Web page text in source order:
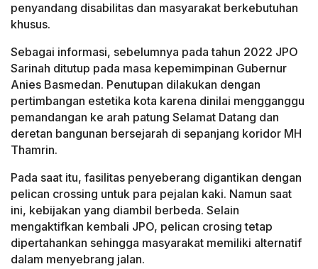
penyandang disabilitas dan masyarakat berkebutuhan
khusus.
Sebagai informasi, sebelumnya pada tahun 2022 JPO
Sarinah ditutup pada masa kepemimpinan Gubernur
Anies Basmedan. Penutupan dilakukan dengan
pertimbangan estetika kota karena dinilai mengganggu
pemandangan ke arah patung Selamat Datang dan
deretan bangunan bersejarah di sepanjang koridor MH
Thamrin.
Pada saat itu, fasilitas penyeberang digantikan dengan
pelican crossing untuk para pejalan kaki. Namun saat
ini, kebijakan yang diambil berbeda. Selain
mengaktifkan kembali JPO, pelican crosing tetap
dipertahankan sehingga masyarakat memiliki alternatif
dalam menyebrang jalan.